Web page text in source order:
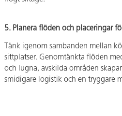
5. Planera flöden och placeringar
Tänk igenom sambanden mellan
sittplatser. Genomtänkta flöden
och lugna, avskilda områden
smidigare logistik och en tryggare